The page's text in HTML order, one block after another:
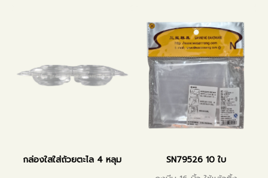
กล่องใสใส่ถ้วยตะไล 4 หลุม
SN79526 10 ใบ